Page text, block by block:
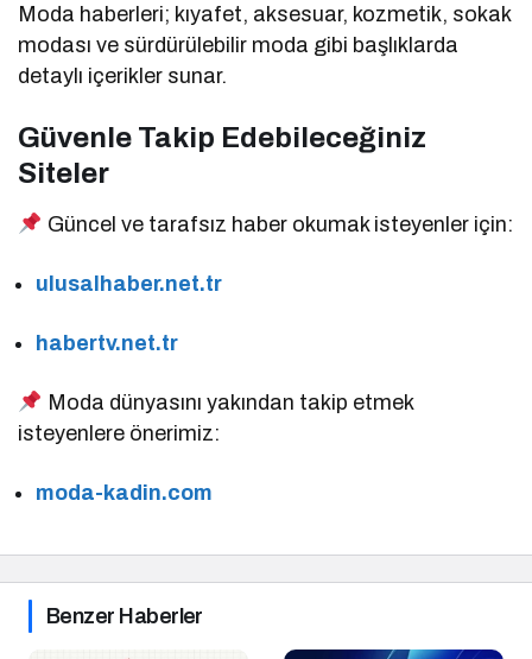
Moda haberleri; kıyafet, aksesuar, kozmetik, sokak
modası ve sürdürülebilir moda gibi başlıklarda
detaylı içerikler sunar.
Güvenle Takip Edebileceğiniz
Siteler
Güncel ve tarafsız haber okumak isteyenler için:
ulusalhaber.net.tr
habertv.net.tr
Moda dünyasını yakından takip etmek
isteyenlere önerimiz:
moda-kadin.com
Benzer Haberler